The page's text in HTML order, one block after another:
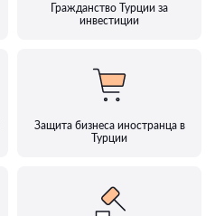
Гражданство Турции за
инвестиции
Защита бизнеса иностранца в
Турции